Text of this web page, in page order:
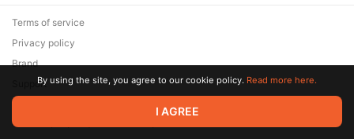
© 2026 Zaya Solutions Limited. All rights reserved. All trademarks
are the property of their respective owners.
Terms of service
Privacy policy
Brand
SupportBy using the site, you agree to our cookie policy. Read more here.
I AGREE